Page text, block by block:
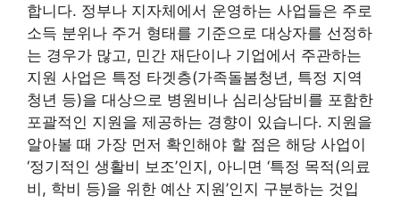
합니다. 정부나 지자체에서 운영하는 사업들은 주로
소득 분위나 주거 형태를 기준으로 대상자를 선정하
는 경우가 많고, 민간 재단이나 기업에서 주관하는
지원 사업은 특정 타겟층(가족돌봄청년, 특정 지역
청년 등)을 대상으로 병원비나 심리상담비를 포함한
포괄적인 지원을 제공하는 경향이 있습니다. 지원을
알아볼 때 가장 먼저 확인해야 할 점은 해당 사업이
‘정기적인 생활비 보조’인지, 아니면 ‘특정 목적(의료
비, 학비 등)을 위한 예산 지원’인지 구분하는 것입